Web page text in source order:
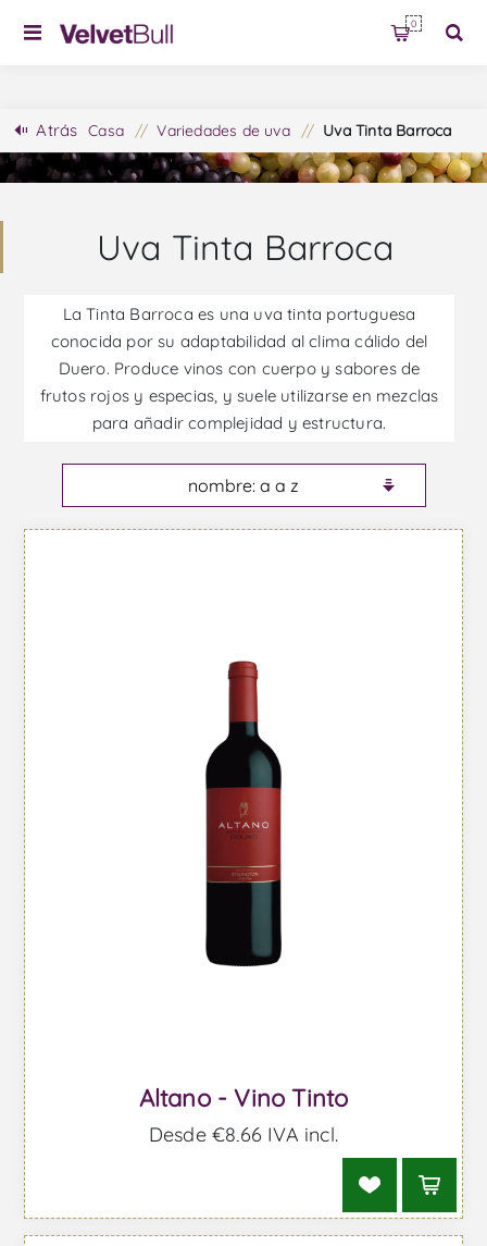
0
Atrás Casa / Variedades de uva / Uva Tinta Barroca
Uva Tinta Barroca
La Tinta Barroca es una uva tinta portuguesa
conocida por su adaptabilidad al clima cálido del
Duero. Produce vinos con cuerpo y sabores de
frutos rojos y especias, y suele utilizarse en mezclas
para añadir complejidad y estructura.
Altano - Vino Tinto
Desde €8,66 IVA incl.